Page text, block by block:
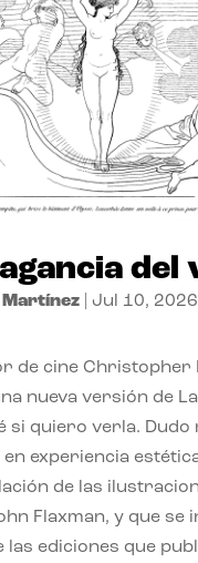
del
Martínez| Jul 10, 2026
de cine Christopher
nueva versión de
si quiero verla. Dudo
en experiencia
de las
Flaxman, y que se
las ediciones que